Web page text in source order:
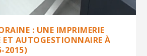
: UNE IMPRIMERIE
ET AUTOGESTIONNAIRE À
2015)